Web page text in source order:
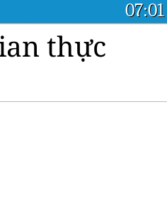
07:01
thực